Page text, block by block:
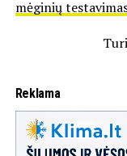
mėginių
Reklama